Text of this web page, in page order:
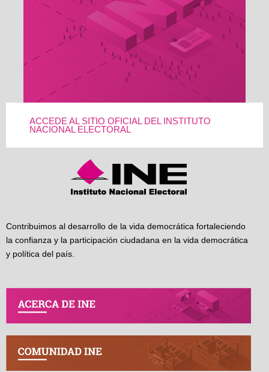
ACCEDE AL SITIO OFICIAL DEL INSTITUTO
NACIONAL ELECTORAL
Contribuimos al desarrollo de la vida democrática fortaleciendo
la confianza y la participación ciudadana en la vida democrática
y política del país.